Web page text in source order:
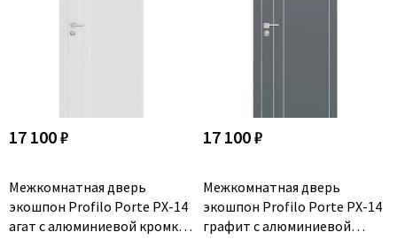
17 100 ₽
Межкомнатная дверь
экошпон Profilo Porte PX-14
агат с алюминиевой кромкой
17 100 ₽
Межкомнатная дверь
экошпон Profilo Porte PX-14
графит с алюминиевой